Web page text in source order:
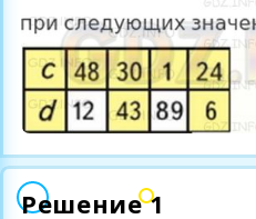
Решение 1